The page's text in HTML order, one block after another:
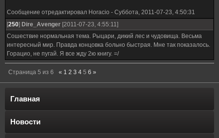
Сообщение отредактировал Horacio - Суббота, 2011-07-23, 4:50:31
[250] Dire_Avenger [2011-07-23, 4:55:11]
Сошествие нормальная тема. Рыцари, дикий лес и чудовища. Весьма
интересный мир. Правда концовка больно быстрая. Мне так показалось.
Горацио, не пугай. Я все жду 2ю книгу. =/
Страница 5 из 6 « 1 2 3 4 5 6 »
Главная
Новости